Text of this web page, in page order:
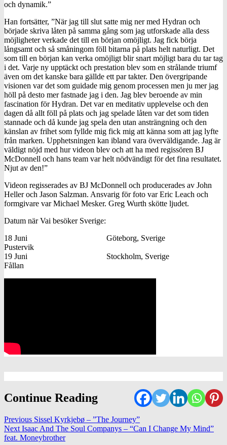
och dynamik.”
Han fortsätter, ”När jag till slut satte mig ner med Hydran och
började skriva låten på samma gång som jag utforskade alla dess
möjligheter verkade det till en början omöjligt. Jag fick börja
långsamt och så småningom föll bitarna på plats helt naturligt. Det
som till en början kan verka omöjligt blir snart möjligt bara du tar tag
i det. Varje ny upptäckt och prestation blev som en strålande triumf
även om det kanske bara gällde ett par takter. Den övergripande
visionen var det som guidade mig genom processen men ju mer jag
höll på desto mer fastnade jag i den. Jag blev beroende av min
fascination för Hydran. Det var en meditativ upplevelse och den
dagen då allt föll på plats och jag spelade låten var det som tiden
stannade och då kunde jag spela den utan ansträngning och den
känslan av frihet som fyllde mig fick mig att känna som att jag lyfte
från marken. Upphetsningen kan ibland vara överväldigande. Jag är
väldigt nöjd med hur videon blev och att ha med regissören BJ
McDonnell och hans team var helt nödvändigt för det fina resultatet.
Njut av den!”
Videon regisserades av BJ McDonnell och producerades av John
Heller och Jason Salzman. Ansvarig för foto var Eric Leach och
formgivare var Michael Mesker. Greg Wurth skötte ljudet.
Datum när Vai besöker Sverige:
18 Juni Göteborg, Sverige
Pustervik
19 Juni Stockholm, Sverige
Fållan
Continue Reading
Previous Sissel Kyrkjebø – ”The Journey”
Next Isaac And The Soul Companys – “Can I Change My Mind”
feat. Moneybrother